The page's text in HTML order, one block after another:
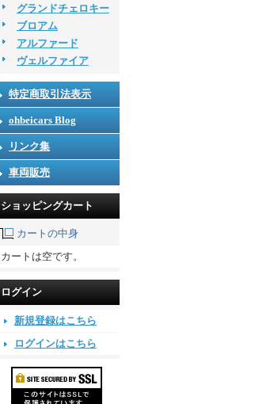
グランドチェロキー
ブロアム
アルファード
ヴェルファイア
特定商取引法表示
ohbeicars Blog
リンク集
車両販売
ショッピングカート
カートの中身
カートは空です。
ログイン
新規登録はこちら
ログインはこちら